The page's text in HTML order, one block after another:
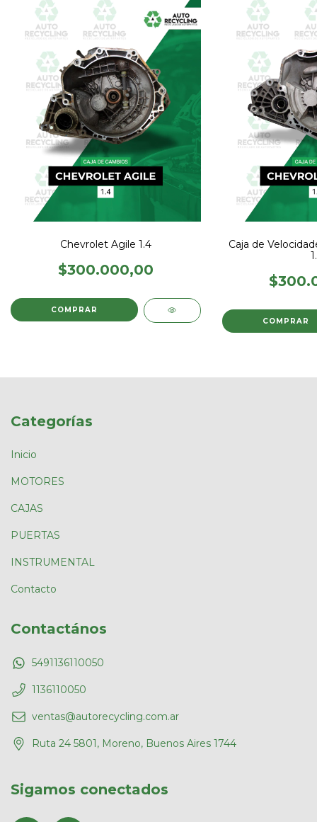
Chevrolet Agile 1.4
$300.000,00
Caja de
Categorías
Inicio
MOTORES
CAJAS
PUERTAS
INSTRUMENTAL
Contacto
Contactános
5491136110050
1136110050
ventas@autorecycling.com.ar
Ruta 24 5801, Moreno, Buenos Aires 1744
Sigamos conectados